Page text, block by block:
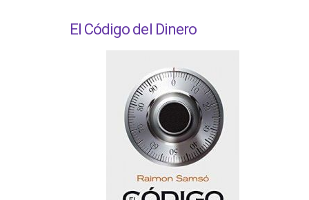
El Código del Dinero